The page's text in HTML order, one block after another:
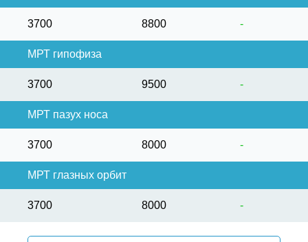
3700 8800 -
МРТ гипофиза
3700 9500 -
МРТ пазух носа
3700 8000 -
МРТ глазных орбит
3700 8000 -